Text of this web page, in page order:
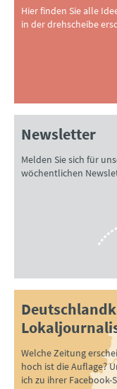
Hier finden Sie alle
in der drehscheibe
Newsletter
Melden Sie sich für
wöchentlichen
Welche Zeitung
hoch ist die Auflage?
ich zu ihrer Facebook-